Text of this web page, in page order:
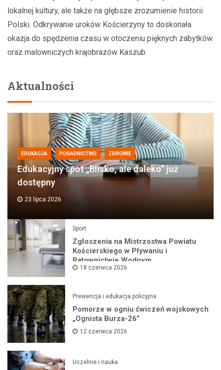
lokalnej kultury, ale także na głębsze zrozumienie historii
Polski. Odkrywanie uroków Kościerzyny to doskonała
okazja do spędzenia czasu w otoczeniu pięknych zabytków
oraz malowniczych krajobrazów Kaszub.
Aktualności
EDUKACJA PORADNICTWO ZDROWIE
Edukacyjny spot „Blisko, ale daleko” już
dostępny
23 lipca 2026
Sport
Zgłoszenia na Mistrzostwa Powiatu
Kościerskiego w Pływaniu i
Ratownictwie Wodnym
18 czerwca 2026
Prewencja i edukacja policyjna
Pomorze w ogniu ćwiczeń wojskowych
„Ognista Burza-26”
12 czerwca 2026
Uczelnie i nauka